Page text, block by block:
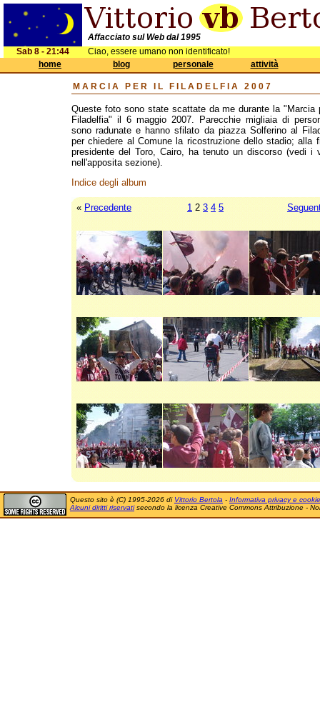
Affacciato sul Web dal 1995
Sab 8 - 21:44
Ciao, essere umano non identificato!
home
blog personale attività
MARCIA PER IL FILADELFIA 2007
Queste foto sono state scattate da me durante la "Marcia
Filadelfia" il 6 maggio 2007. Parecchie migliaia di
sono radunate e hanno sfilato da piazza Solferino al
per chiedere al Comune la ricostruzione dello stadio; alla
presidente del Toro, Cairo, ha tenuto un discorso (vedi i
nell'apposita sezione).
Indice degli album
« Precedente 1 2 3 4 5
Questo sito è (C) 1995-2026 di Vittorio Bertola - Informativa privacy e cookie
Alcuni diritti riservatisecondo la licenza Creative Commons Attribuzione -